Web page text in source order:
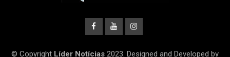
© Copyright Líder Notícias 2023. Designed and Developed by